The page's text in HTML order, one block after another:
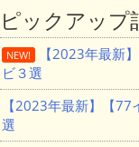
ピックアップ
NEW!
【2023年最新
ビ３選
【2023年最新】【
選